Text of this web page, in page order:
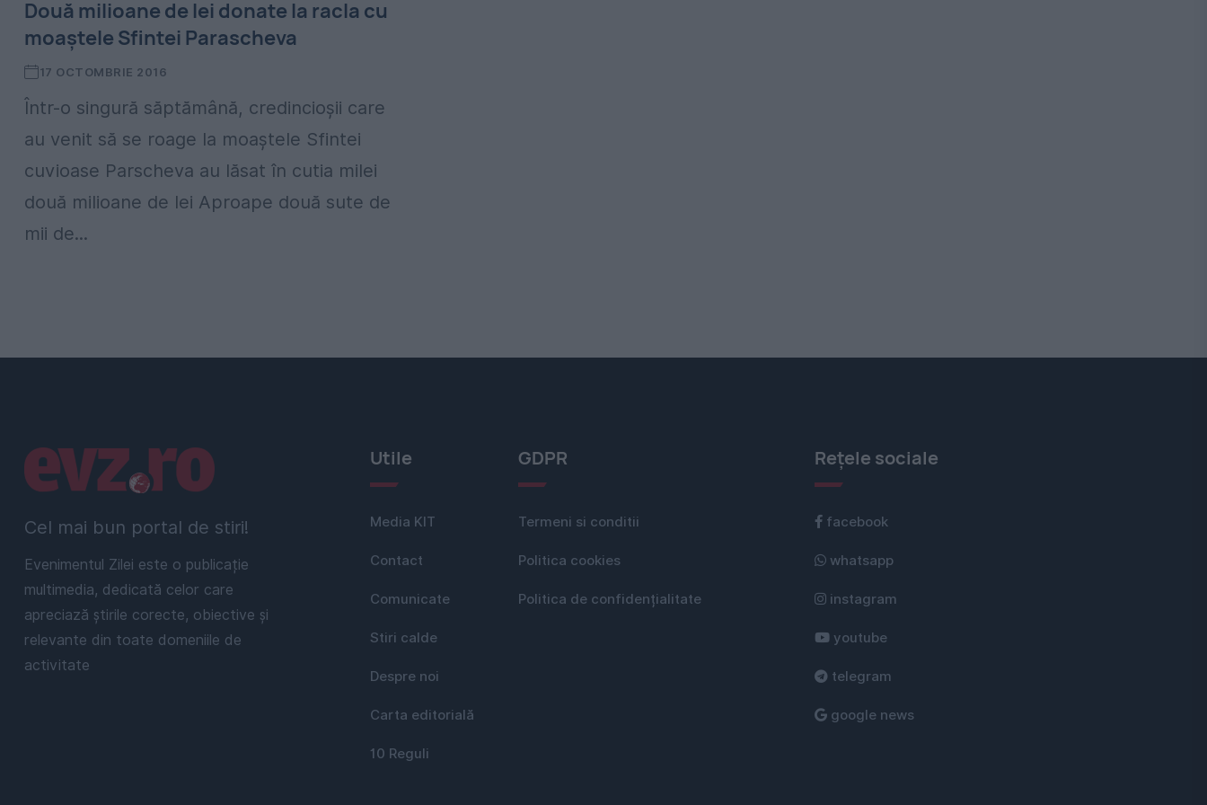
Două milioane de lei donate la racla cu
moaștele Sfintei Parascheva
17 OCTOMBRIE 2016
Într-o singură săptămână, credincioșii care
au venit să se roage la moaștele Sfintei
cuvioase Parscheva au lăsat în cutia milei
două milioane de lei Aproape două sute de
mii de...
Cel mai bun portal de stiri!
Evenimentul Zilei este o publicație
multimedia, dedicată celor care
apreciază știrile corecte, obiective și
relevante din toate domeniile de
activitate
Linkuri utile Utile
Media KIT
Contact
Comunicate
Stiri calde
Despre noi
Carta editorială
10 Reguli
GDPR
Termeni si conditii
Politica cookies
Politica de confidențialitate
Rețele sociale
facebook
whatsapp
instagram
youtube
telegram
google news